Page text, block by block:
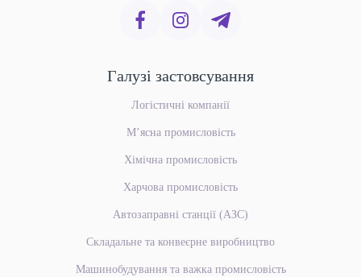
Галузі застовсування
Логістичні компанії
М’ясна промисловість
Хімічна промисловість
Харчова промисловість
Автозаправні станції (АЗС)
Складальне та конвеєрне виробництво
Машинобудування та важка промисловість